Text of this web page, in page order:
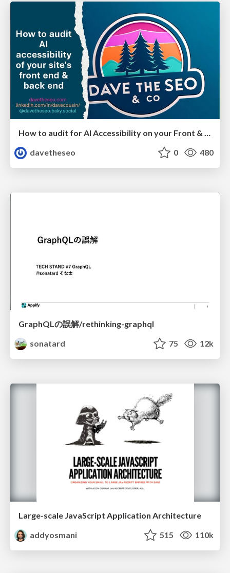
How to audit for AI Accessibility on your Front & Back End
davetheseo
0 480
GraphQLの誤解/rethinking-graphql
sonatard
75 12k
Large-scale JavaScript Application Architecture
addyosmani
515 110k